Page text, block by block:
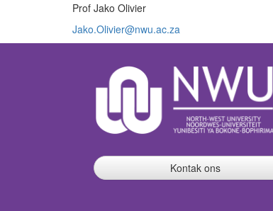
Prof Jako Olivier
Jako.Olivier@nwu.ac.za
Kontak ons